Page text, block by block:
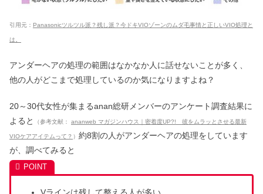
VIO・顔やローンの後悔【実例】
大阪・梅田でジェントルマックスプロ
が安い！全身脱毛おすすめ8選
ソプラノチタニウム・アイスプラチナ
ムが東京で安い！おすすめ5選
ジェントルマックスプロin名古屋｜安
い愛知の医療脱毛6選
引用元： Panasonicツルツル派？残し派？今ドキVIOゾーンのムダ毛事情と正しいVIO処理と
は。
アンダーヘアの処理の範囲はなかなか人に話せないことが多く、
他の人がどこまで処理しているのか気になりますよね？
20～30代女性が集まるanan総研メンバーのアンケート調査結果に
よると
（参考文献： ananweb マガジンハウス｜密着度UP?! 彼をムラッとさせる最新
VIOケアアイテムって？ ） 約8割の人がアンダーヘアの処理をしています
が、調べてみると